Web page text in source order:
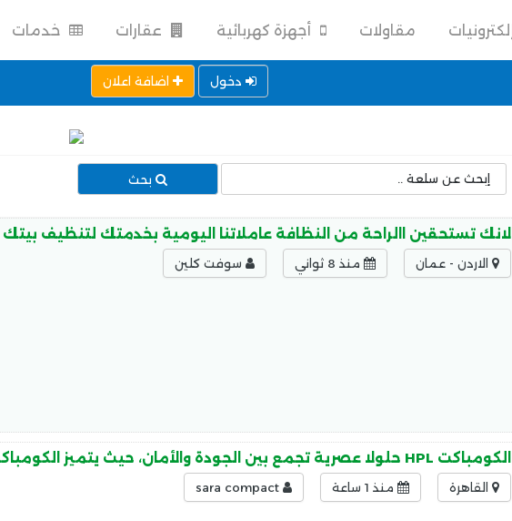
إلكترونيات مقاولات أجهزة كهربائية عقارات خدمات
دخول اضافة اعلان
بحث
لانك تستحقين االراحة من النظافة عاملاتنا اليومية بخدمتك لتنظيف بيتك
الاردن - عمان منذ 8 ثواني سوفت كلين
الكومباكت HPL حلولًا عصرية تجمع بين الجودة والأمان، حيث يتميز الكومباكت HPL بـ: مقاومة عالية للرطوبة
القاهرة منذ 1 ساعة